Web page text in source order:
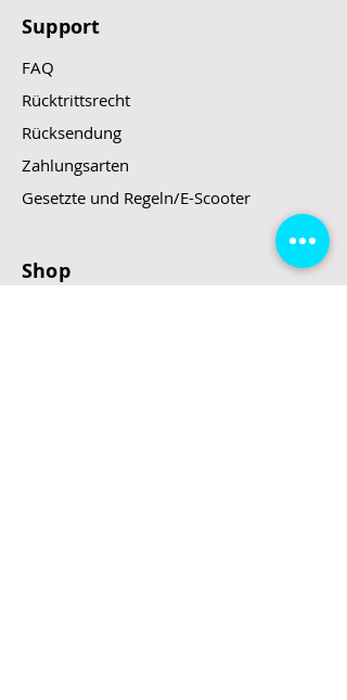
Support
FAQ
Rücktrittsrecht
Rücksendung
Zahlungsarten
Gesetzte und Regeln/E-Scooter
Shop